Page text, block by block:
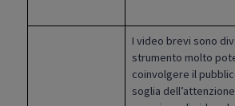
I video brevi sono
strumento molto
coinvolgere il
soglia